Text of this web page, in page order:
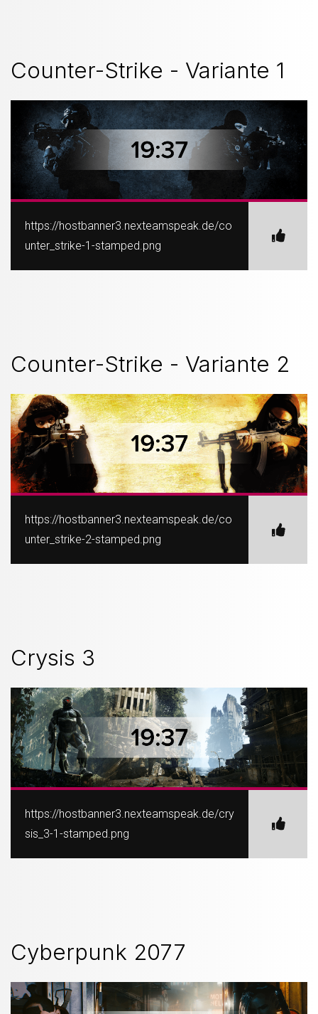
Counter-Strike - Variante 1
https://hostbanner3.nexteamspeak.de/co
unter_strike-1-stamped.png
Counter-Strike - Variante 2
https://hostbanner3.nexteamspeak.de/co
unter_strike-2-stamped.png
Crysis 3
https://hostbanner3.nexteamspeak.de/cry
sis_3-1-stamped.png
Cyberpunk 2077